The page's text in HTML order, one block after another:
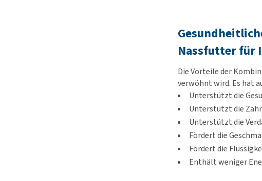
Nassfutter für
Die Vorteile der
verwöhnt wird. Es hat
Unterstützt die
Unterstützt die
Unterstützt die
Fördert die
Fördert die
Enthält weniger